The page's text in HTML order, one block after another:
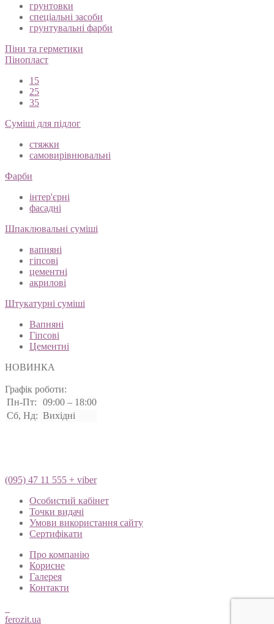
грунтовки
спеціальні засоби
грунтувальні фарби
Піни та герметики
Пінопласт
15
25
35
Суміші для підлог
стяжки
самовирівнювальні
Фарби
інтер'єрні
фасадні
Шпаклювальні суміші
вапняні
гіпсові
цементні
акрилові
Штукатурні суміші
Вапняні
Гіпсові
Цементні
НОВИНКА
Графік роботи:
Пн-Пт:
09:00 – 18:00
Сб, Нд: Вихідні
(095) 47 11 555 + viber
Особистий кабінет
Точки видачі
Умови використання сайту
Сертифікати
Про компанію
Корисне
Галерея
Контакти
ferozit.ua